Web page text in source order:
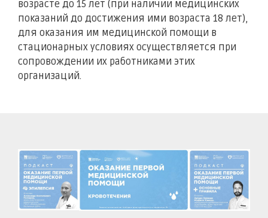
возрасте до 15 лет (при наличии медицинских
показаний до достижения ими возраста 18 лет),
для оказания им медицинской помощи в
стационарных условиях осуществляется при
сопровождении их работниками этих
организаций.